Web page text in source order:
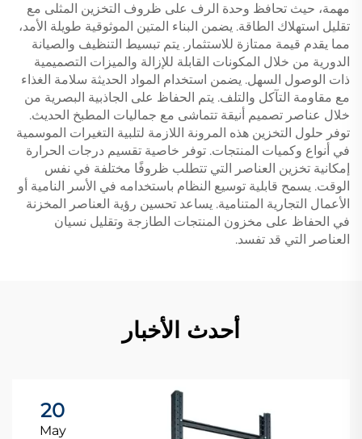
مهمة، حيث تحافظ وحدة الرف على ظروف التخزين المثلى مع
تقليل استهلاك الطاقة. يضمن البناء المتين الموثوقية طويلة الأمد،
مما يقدم قيمة ممتازة للاستثمار. يتم تبسيط التنظيف والصيانة
الدورية من خلال المكونات القابلة للإزالة والميزات التصميمية
ذات الوصول السهل. يضمن استخدام المواد الحديثة سلامة الغذاء
مع مقاومة التآكل والتلف. يتم الحفاظ على الجاذبية البصرية من
خلال عناصر تصميم أنيقة تتماشى مع جماليات المطبخ الحديث.
توفر حلول التخزين هذه المرونة اللازمة لتلبية التغيرات الموسمية
في أنواع وكميات المنتجات. توفر خاصية تقسيم درجات الحرارة
إمكانية تخزين العناصر التي تتطلب ظروفًا مختلفة في نفس
الوقت. يسمح قابلية توسيع النظام باستخدامه في الأسر النامية أو
الأعمال التجارية المتنامية. يساعد تحسين رؤية العناصر المخزنة
في الحفاظ على مخزون المنتجات الطازجة وتقليل نسيان
العناصر التي قد تفسد.
أحدث الأخبار
20
May